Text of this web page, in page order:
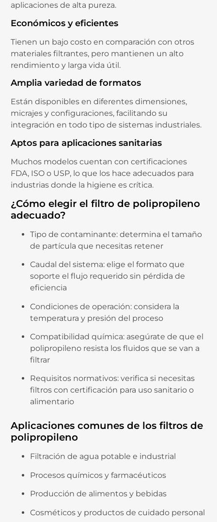
aplicacionesde alta pureza.
Económicosyeficientes
Tienen un bajocostoencomparaciónconotros
materialesfiltrantes, pero mantienen un alto
rendimientoy largavida útil.
Ampliavariedaddeformatos
Estándisponiblesendiferentesdimensiones,
micrajesyconfiguraciones,facilitandosu
integraciónentodotipodesistemas industriales.
Aptos paraaplicacionessanitarias
Muchos modeloscuentanconcertificaciones
FDA, ISOo USP, loque los hace adecuados para
industriasdonde la higieneescrítica.
¿Cómoelegirelfiltrode polipropileno
adecuado?
Tipodecontaminante:determinaeltamaño
de partículaque necesitas retener
Caudaldelsistema:eligeelformatoque
soporteelflujo requeridosin pérdidade
eficiencia
Condicionesdeoperación:considera la
temperaturay presióndel proceso
Compatibilidadquímica: asegúratedequeel
polipropileno resista losfluidosquesevan a
filtrar
Requisitos normativos:verificasi necesitas
filtrosconcertificación para usosanitarioo
alimentario
Aplicacionescomunesde losfiltrosde
polipropileno
Filtraciónde agua potablee industrial
Procesosquímicosyfarmacéuticos
Producciónde alimentosy bebidas
Cosméticosy productosdecuidado personal